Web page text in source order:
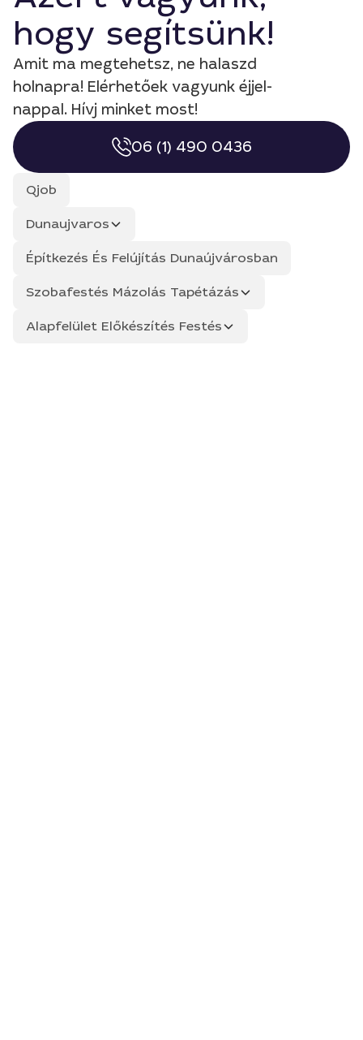
hogy segítsünk!
Amit ma megtehetsz, ne halaszd
holnapra! Elérhetőek vagyunk éjjel-
nappal. Hívj minket most!
06 (1) 490 0436
Qjob
Dunaujvaros
Építkezés És Felújítás Dunaújvárosban
Szobafestés Mázolás Tapétázás
Alapfelület Előkészítés Festés